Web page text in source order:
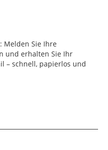
Melden Sie Ihre
und erhalten Sie Ihr
– schnell, papierlos und